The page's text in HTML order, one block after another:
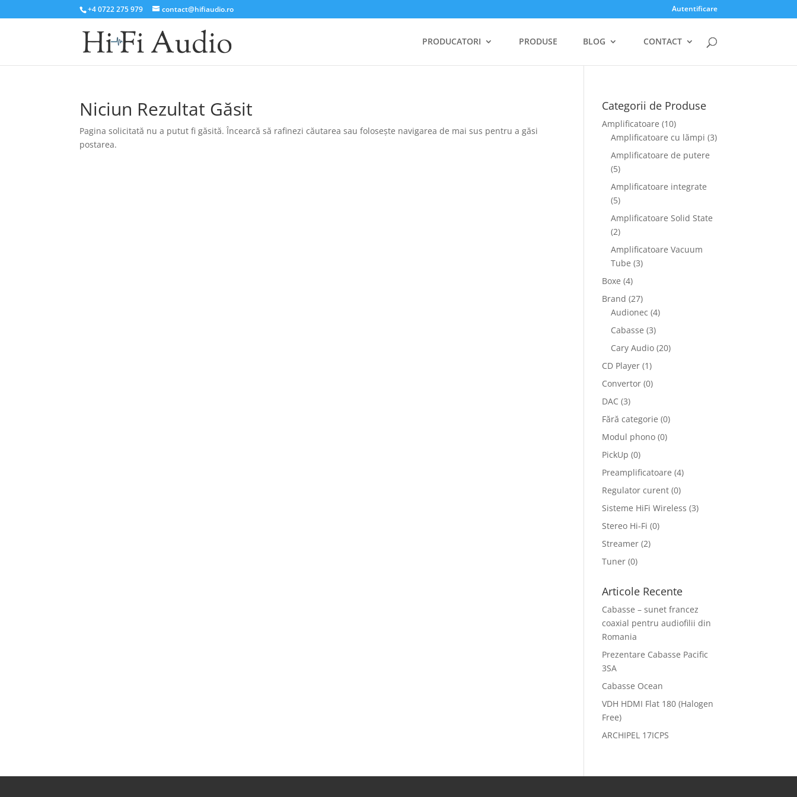
+4 0722 275 979 contact@hifiaudio.ro Autentificare
PRODUCATORI PRODUSE BLOG CONTACT
Niciun Rezultat Găsit
Pagina solicitată nu a putut fi găsită. Încearcă să rafinezi căutarea sau folosește navigarea de mai sus pentru a găsi
postarea.
Categorii de Produse
Amplificatoare (10)
Amplificatoare cu lămpi (3)
Amplificatoare de putere
(5)
Amplificatoare integrate
(5)
Amplificatoare Solid State
(2)
Amplificatoare Vacuum
Tube (3)
Boxe (4)
Brand (27)
Audionec (4)
Cabasse (3)
Cary Audio (20)
CD Player (1)
Convertor (0)
DAC (3)
Fără categorie (0)
Modul phono (0)
PickUp (0)
Preamplificatoare (4)
Regulator curent (0)
Sisteme HiFi Wireless (3)
Stereo Hi-Fi (0)
Streamer (2)
Tuner (0)
Articole Recente
Cabasse – sunet francez
coaxial pentru audiofilii din
Romania
Prezentare Cabasse Pacific
3SA
Cabasse Ocean
VDH HDMI Flat 180 (Halogen
Free)
ARCHIPEL 17ICPS